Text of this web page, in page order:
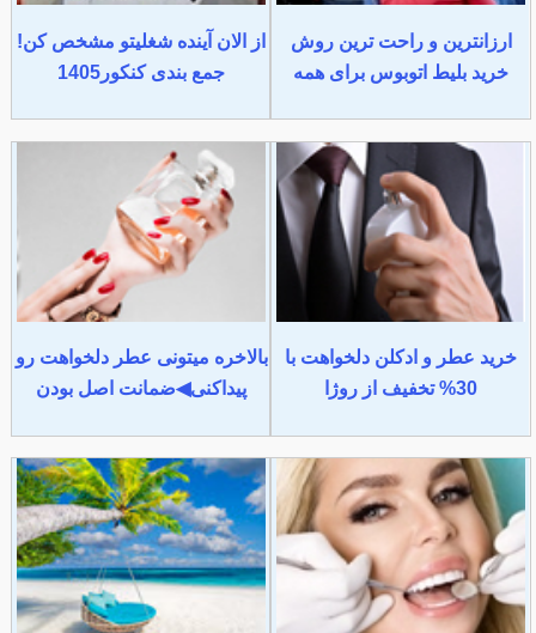
ارزانترین و راحت ترین روش
خرید بلیط اتوبوس برای همه
از الان آینده شغلیتو مشخص کن!
جمع بندی کنکور1405
خرید عطر و ادکلن دلخواهت با
30% تخفیف از روژا
بالاخره میتونی عطر دلخواهت رو
پیداکنی◀ضمانت اصل بودن